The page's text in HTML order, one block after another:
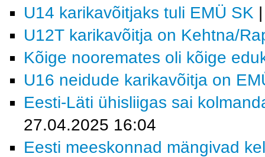
U14 karikavõitjaks tuli EMÜ SK
U12T karikavõitja on Kehtna/
Kõige nooremates oli kõige
U16 neidude karikavõitja on
Eesti-Läti ühisliigas sai
27.04.2025 16:04
Eesti meeskonnad mängivad